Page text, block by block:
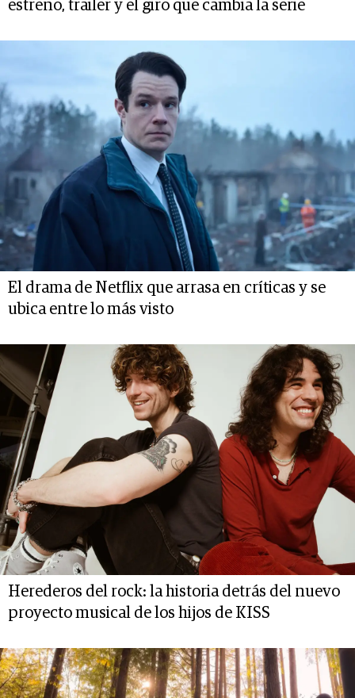
estreno, trailer y el giro que cambia la serie
El drama de Netflix que arrasa en críticas y se
ubica entre lo más visto
Herederos del rock: la historia detrás del nuevo
proyecto musical de los hijos de KISS